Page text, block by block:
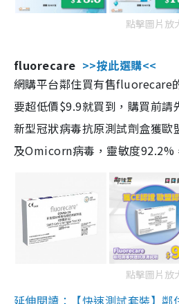
點擊圖片放
fluorecare >>按此選購<<
網購平台鄰住買有售fluorecare
要超低價$9.9就買到，購買前請
新型冠狀病毒抗原測試劑盒獲
及Omicorn病毒，靈敏度92.2%
點擊圖片放
延伸閱讀：【快速測試套裝】鄰